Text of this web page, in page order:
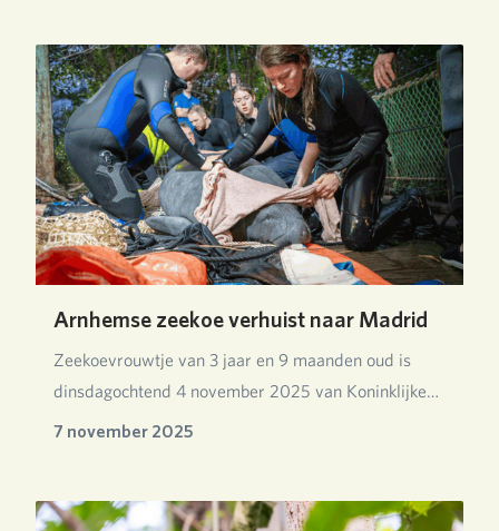
Arnhemse zeekoe verhuist naar Madrid
Zeekoevrouwtje van 3 jaar en 9 maanden oud is
dinsdagochtend 4 november 2025 van Koninklijke
Burgers…
7 november 2025